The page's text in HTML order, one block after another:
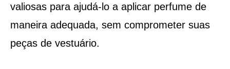
valiosas para ajudá-lo a aplicar perfume de
maneira adequada, sem comprometer suas
peças de vestuário.